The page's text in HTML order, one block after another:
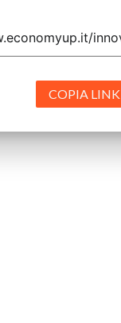
COPIA LINK